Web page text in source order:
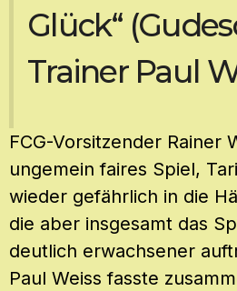
Glück“
Trainer Paul
FCG-Vorsitzender Rainer
ungemein faires Spiel,
wieder gefährlich in die
die aber insgesamt das
deutlich erwachsener
Paul Weiss fasste